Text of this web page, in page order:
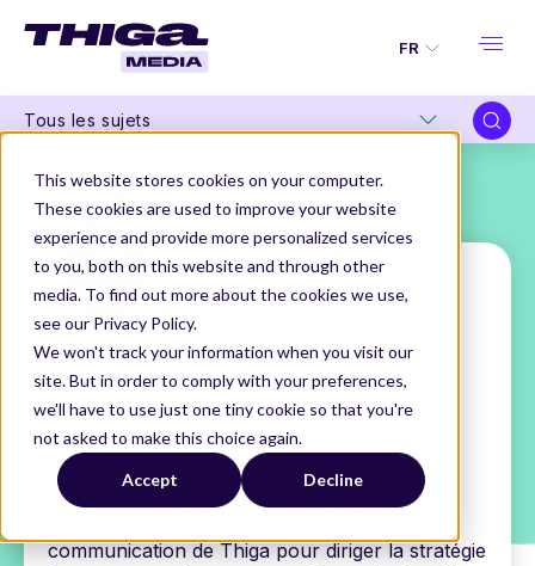
This website stores cookies on your computer.
These cookies are used to improve your website
experience and provide more personalized services
to you, both on this website and through other
media. To find out more about the cookies we use,
see our Privacy Policy.
We won't track your information when you visit our
site. But in order to comply with your preferences,
we'll have to use just one tiny cookie so that you're
not asked to make this choice again.
Accept Decline
FR
Tous les sujets
THIGA MEDIA
NOS AUTEURS
CÉLINE WINANT-PATERON
Céline Winant-Pateron
CMO
communication de Thiga pour diriger la stratégie